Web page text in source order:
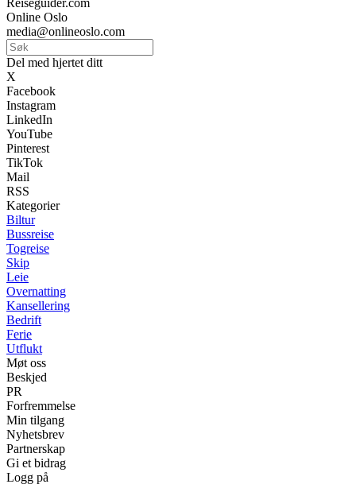
Reiseguider.com
Online Oslo
media@onlineoslo.com
Del med hjertet ditt
X
Facebook
Instagram
LinkedIn
YouTube
Pinterest
TikTok
Mail
RSS
Kategorier
Biltur
Bussreise
Togreise
Skip
Leie
Overnatting
Kansellering
Bedrift
Ferie
Utflukt
Møt oss
Beskjed
PR
Forfremmelse
Min tilgang
Nyhetsbrev
Partnerskap
Gi et bidrag
Logg på